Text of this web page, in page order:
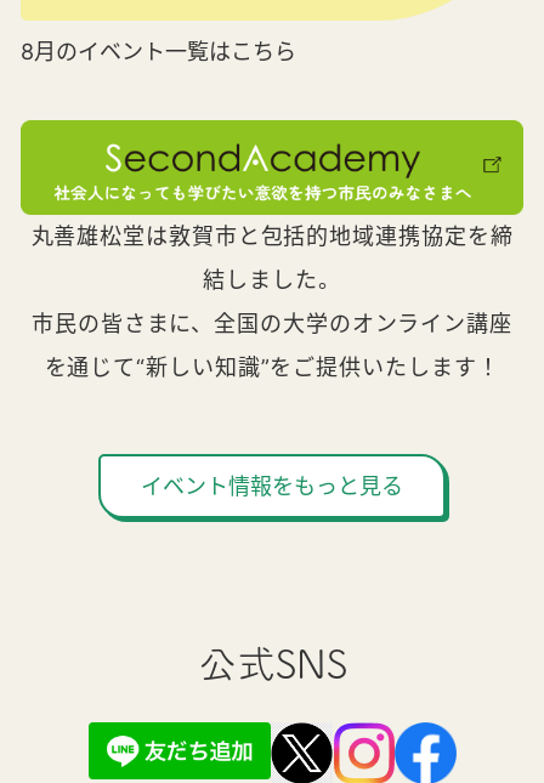
8月のイベント一覧はこちら
丸善雄松堂は敦賀市と包括的地域連携協定を締
結しました。
市民の皆さまに、全国の大学のオンライン講座
を通じて“新しい知識”をご提供いたします！
イベント情報をもっと見る
公式SNS